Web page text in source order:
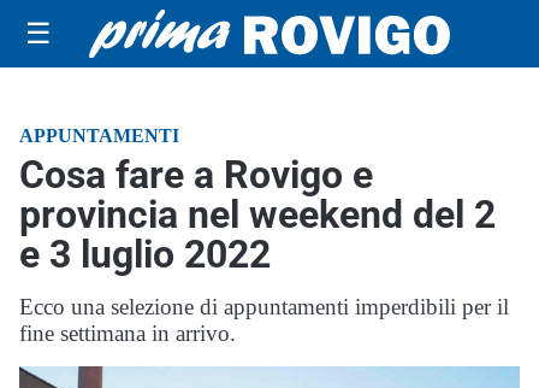
☰
APPUNTAMENTI
Cosa fare a Rovigo e
provincia nel weekend del 2
e 3 luglio 2022
Ecco una selezione di appuntamenti imperdibili per il
fine settimana in arrivo.